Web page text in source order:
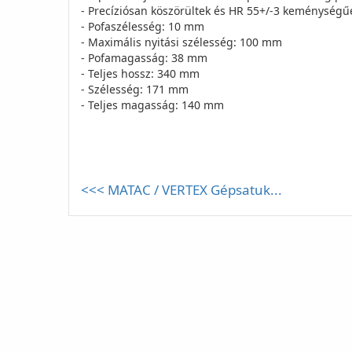
- Precíziósan köszörültek és HR 55+/-3
- Pofaszélesség: 10 mm
- Maximális nyitási szélesség: 100 mm
- Pofamagasság: 38 mm
- Teljes hossz: 340 mm
- Szélesség: 171 mm
- Teljes magasság: 140 mm
<<< MATAC / VERTEX Gépsatuk...